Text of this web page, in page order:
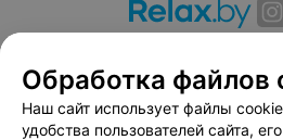
Вакансии
Публичный
Публичный договор по
«Афиша»
Обработка файлов
Наш сайт использует файлы
удобства пользователей сайта,